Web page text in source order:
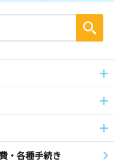
・各種手続き